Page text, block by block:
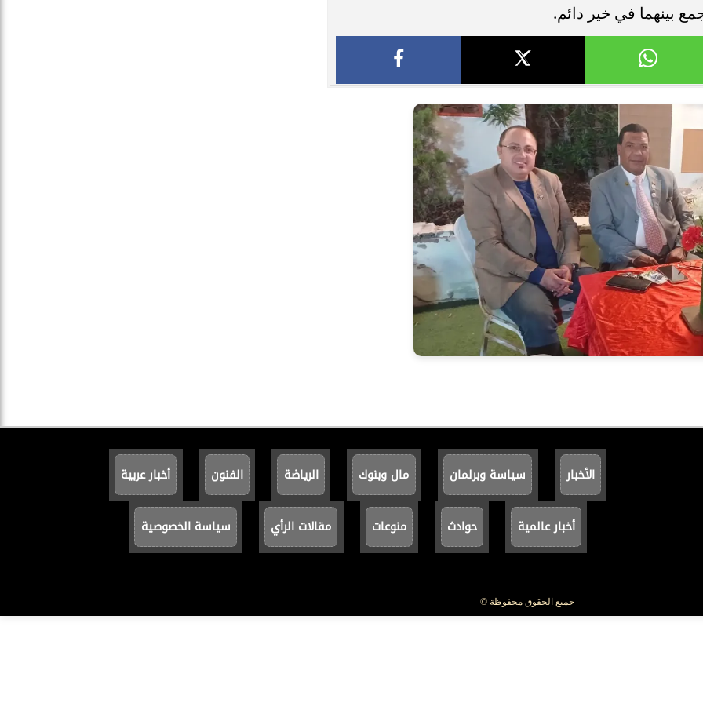
بينهما في خير دائم.
الأخبار سياسة وبرلمان مال وبنوك الرياضة الفنون أخبار عربية
أخبار عالمية حوادث منوعات مقالات الرأي سياسة الخصوصية
جميع الحقوق محفوظة ©